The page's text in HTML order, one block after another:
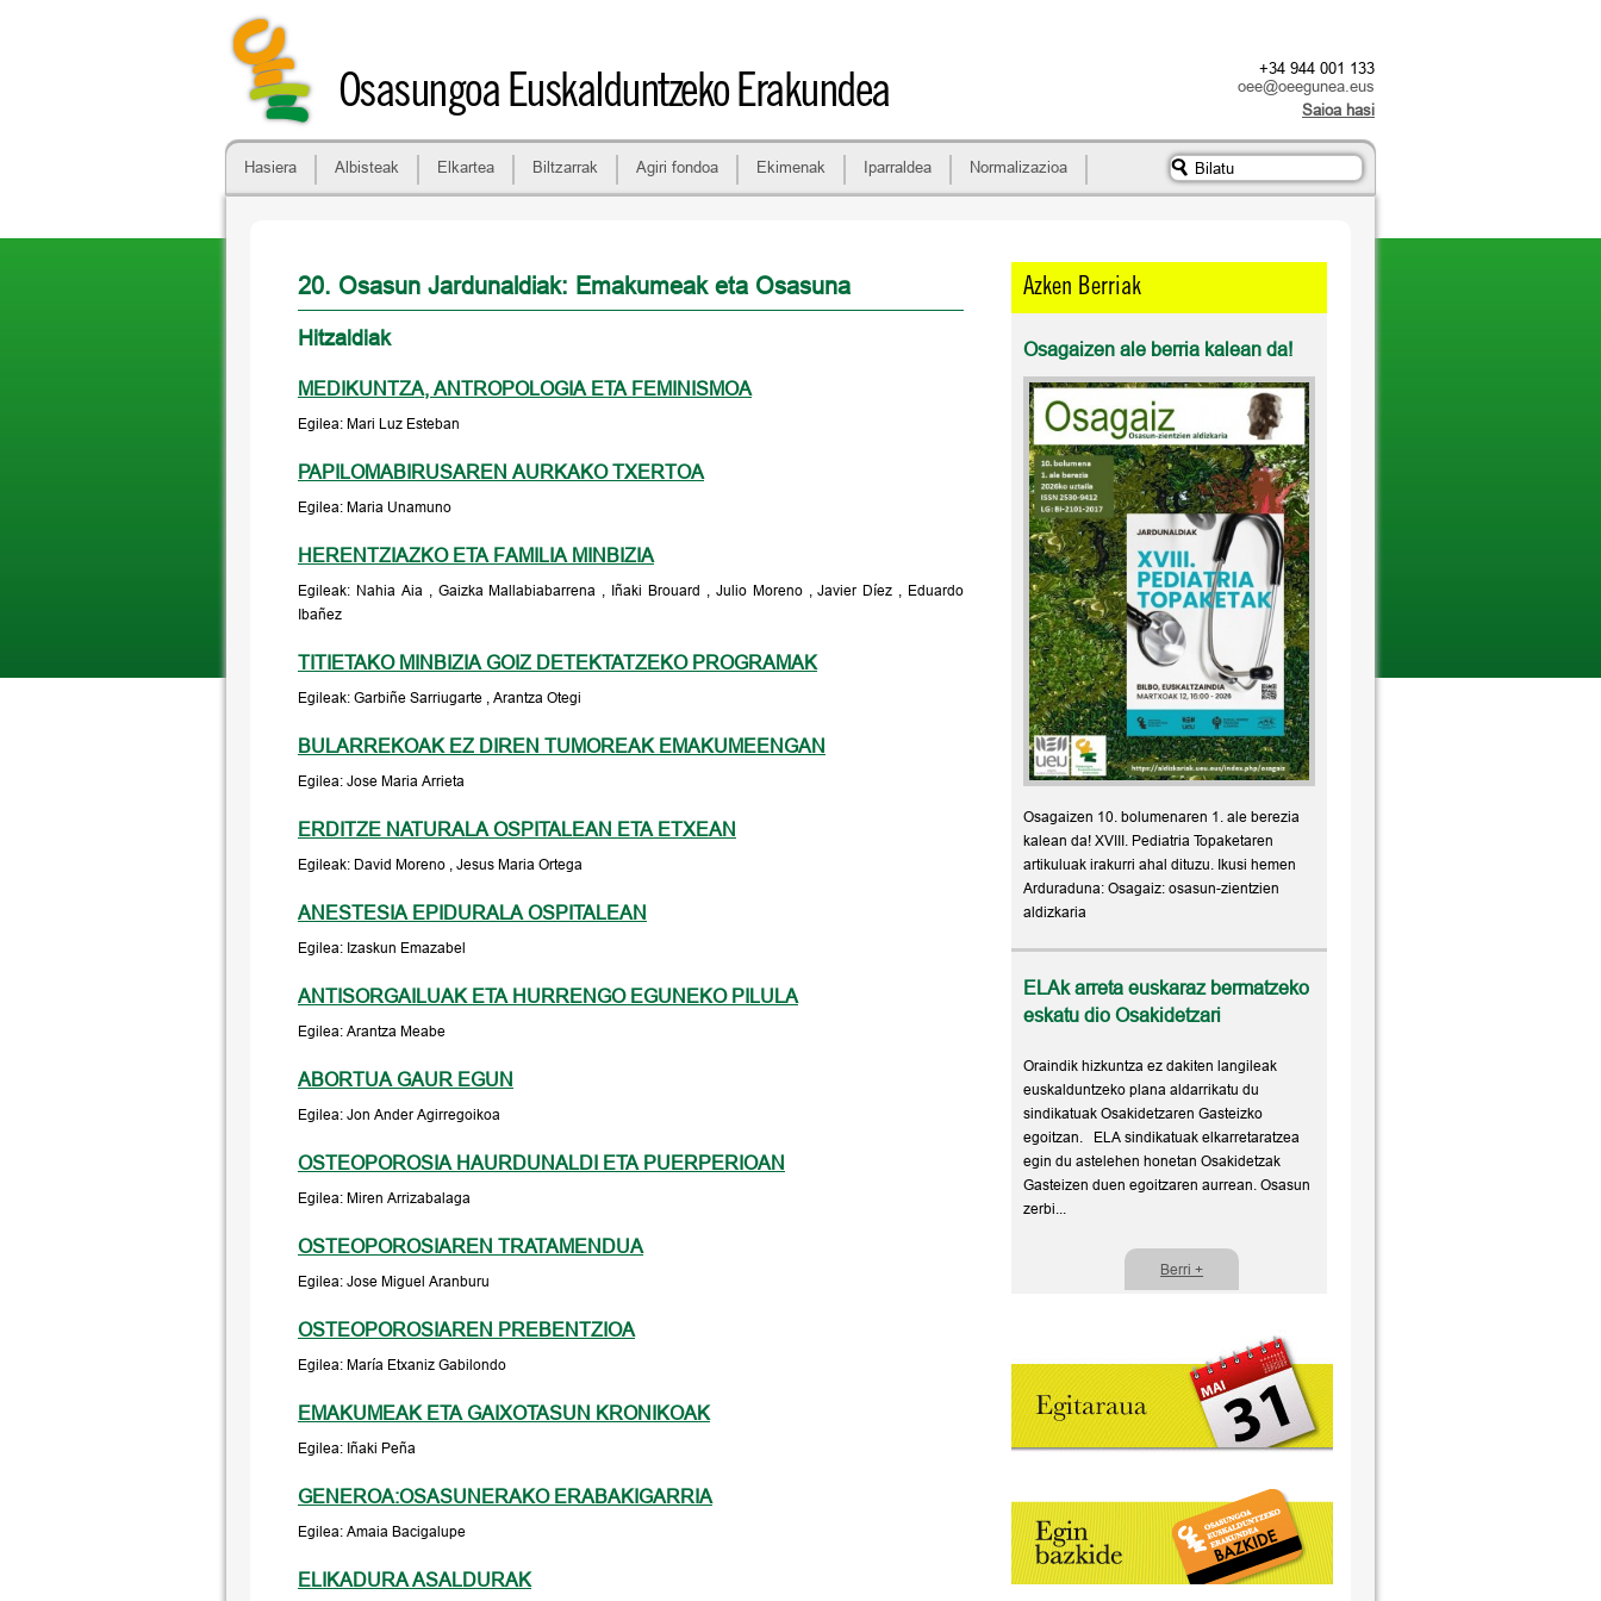
Osasungoa Euskalduntzeko Erakundea
+34 944 001 133
oee@oeegunea.eus
Saioa hasi
Hasiera Albisteak Elkartea Biltzarrak Agiri fondoa Ekimenak Iparraldea Normalizazioa
20. Osasun Jardunaldiak: Emakumeak eta Osasuna
Hitzaldiak
MEDIKUNTZA, ANTROPOLOGIA ETA FEMINISMOA
Egilea: Mari Luz Esteban
PAPILOMABIRUSAREN AURKAKO TXERTOA
Egilea: Maria Unamuno
HERENTZIAZKO ETA FAMILIA MINBIZIA
Egileak: Nahia Aia , Gaizka Mallabiabarrena , Iñaki Brouard , Julio Moreno , Javier Díez , Eduardo
Ibañez
TITIETAKO MINBIZIA GOIZ DETEKTATZEKO PROGRAMAK
Egileak: Garbiñe Sarriugarte , Arantza Otegi
BULARREKOAK EZ DIREN TUMOREAK EMAKUMEENGAN
Egilea: Jose Maria Arrieta
ERDITZE NATURALA OSPITALEAN ETA ETXEAN
Egileak: David Moreno , Jesus Maria Ortega
ANESTESIA EPIDURALA OSPITALEAN
Egilea: Izaskun Emazabel
ANTISORGAILUAK ETA HURRENGO EGUNEKO PILULA
Egilea: Arantza Meabe
ABORTUA GAUR EGUN
Egilea: Jon Ander Agirregoikoa
OSTEOPOROSIA HAURDUNALDI ETA PUERPERIOAN
Egilea: Miren Arrizabalaga
OSTEOPOROSIAREN TRATAMENDUA
Egilea: Jose Miguel Aranburu
OSTEOPOROSIAREN PREBENTZIOA
Egilea: María Etxaniz Gabilondo
EMAKUMEAK ETA GAIXOTASUN KRONIKOAK
Egilea: Iñaki Peña
GENEROA:OSASUNERAKO ERABAKIGARRIA
Egilea: Amaia Bacigalupe
ELIKADURA ASALDURAK
Azken Berriak
Osagaizen ale berria kalean da!
Osagaizen 10. bolumenaren 1. ale berezia
kalean da! XVIII. Pediatria Topaketaren
artikuluak irakurri ahal dituzu. Ikusi hemen
Arduraduna: Osagaiz: osasun-zientzien
aldizkaria
ELAk arreta euskaraz bermatzeko
eskatu dio Osakidetzari
Oraindik hizkuntza ez dakiten langileak
euskalduntzeko plana aldarrikatu du
sindikatuak Osakidetzaren Gasteizko
egoitzan. ELA sindikatuak elkarretaratzea
egin du astelehen honetan Osakidetzak
Gasteizen duen egoitzaren aurrean. Osasun
zerbi...
Berri +